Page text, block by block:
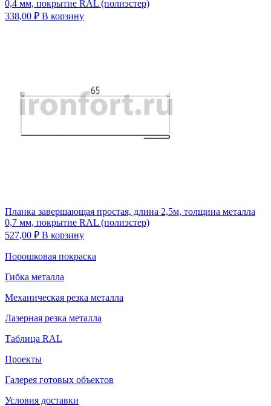
0,4 мм, покрытие RAL (полиэстер)
338,00 ₽ В корзину
Планка завершающая простая, длина 2,5м, толщина металла
0,7 мм, покрытие RAL (полиэстер)
527,00 ₽ В корзину
Порошковая покраска
Гибка металла
Механическая резка металла
Лазерная резка металла
Таблица RAL
Проекты
Галерея готовых объектов
Условия доставки